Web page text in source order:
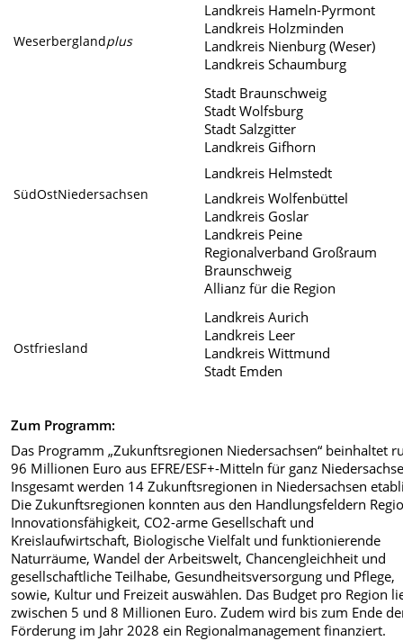
Weserberglandplus
Landkreis Hameln-Pyrmont
Landkreis Holzminden
Landkreis Nienburg (Weser)
Landkreis Schaumburg
SüdOstNiedersachsen
Stadt Braunschweig
Stadt Wolfsburg
Stadt Salzgitter
Landkreis Gifhorn
Landkreis Helmstedt
Landkreis Wolfenbüttel
Landkreis Goslar
Landkreis Peine
Regionalverband Großraum
Braunschweig
Allianz für die Region
Ostfriesland
Landkreis Aurich
Landkreis Leer
Landkreis Wittmund
Stadt Emden
Zum Programm:
Das Programm „Zukunftsregionen Niedersachsen“ beinhaltet
96 Millionen Euro aus EFRE/ESF+-Mitteln für ganz
Insgesamt werden 14 Zukunftsregionen in Niedersachsen
Die Zukunftsregionen konnten aus den Handlungsfeldern
Innovationsfähigkeit, CO2-arme Gesellschaft und
Kreislaufwirtschaft, Biologische Vielfalt und funktionierende
Naturräume, Wandel der Arbeitswelt, Chancengleichheit und
gesellschaftliche Teilhabe, Gesundheitsversorgung und Pflege,
sowie, Kultur und Freizeit auswählen. Das Budget pro Region
zwischen 5 und 8 Millionen Euro. Zudem wird bis zum Ende
Förderung im Jahr 2028 ein Regionalmanagement finanziert.